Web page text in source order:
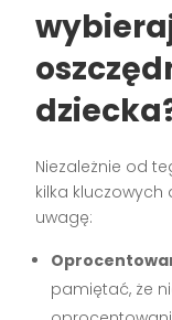
Niezależnie od
kilka
uwagę:
pamiętać, że